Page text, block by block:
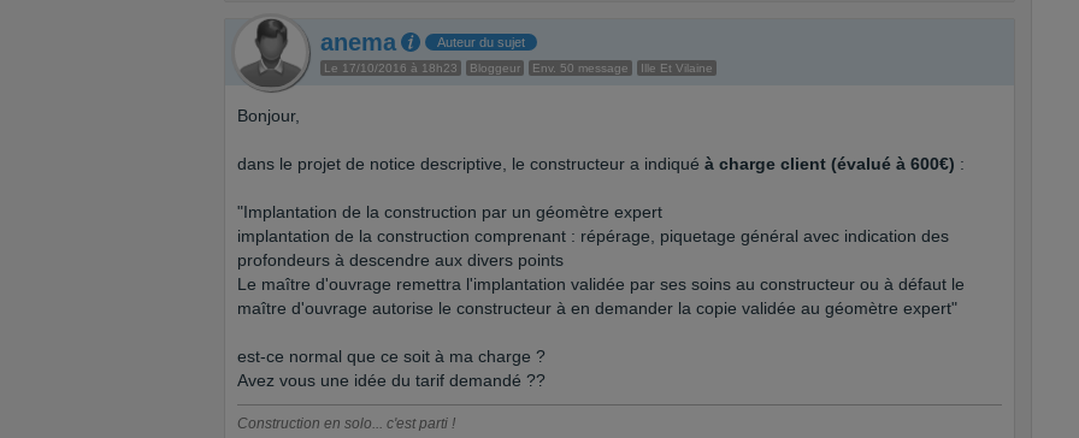
anema Auteur du sujet
Le 17/10/2016 à 18h23 Bloggeur Env. 50 message Ille Et Vilaine
Bonjour,
dans le projet de notice descriptive, le constructeur a indiqué à charge client (évalué à 600€) :
"Implantation de la construction par un géomètre expert
implantation de la construction comprenant : répérage, piquetage général avec indication des
profondeurs à descendre aux divers points
Le maître d'ouvrage remettra l'implantation validée par ses soins au constructeur ou à défaut le
maître d'ouvrage autorise le constructeur à en demander la copie validée au géomètre expert"
est-ce normal que ce soit à ma charge ?
Avez vous une idée du tarif demandé ??
Construction en solo... c'est parti !